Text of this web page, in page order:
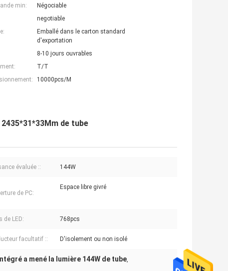
min:
Négociable
negotiable
Emballé dans le carton standard
d'exportation
8-10 jours ouvrables
T/T
10000pcs/M
de tube
évaluée :: 144W
de PC:
Espace libre givré
de LED: 768pcs
facultatif :: D'isolement ou non isolé
Intégré a mené la lumière 144W de tube,